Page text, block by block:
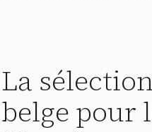
La
belge pour